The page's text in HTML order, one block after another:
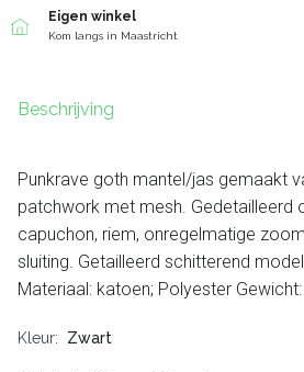
Eigen winkel
Kom langs in Maastricht
Beschrijving
Punkrave goth mantel/jas gemaakt
patchwork met mesh. Gedetailleerd
capuchon, riem, onregelmatige
sluiting. Getailleerd schitterend
Materiaal: katoen; Polyester
Kleur Zwart